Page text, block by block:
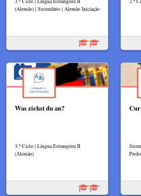
(Alemão) | Secundário | Alemão Iniciação
Was ziehst du an?
3.º Ciclo | Língua Estrangeira II
(Alemão)